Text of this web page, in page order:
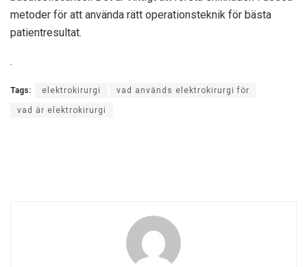
metoder för att använda rätt operationsteknik för bästa
patientresultat.
.
Tags: elektrokirurgi vad används elektrokirurgi för
vad är elektrokirurgi